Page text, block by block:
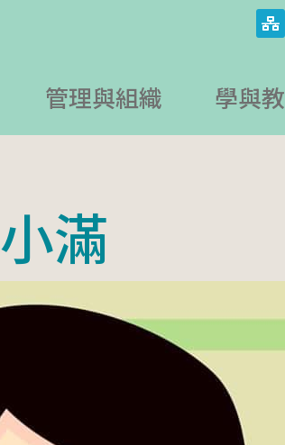
管理與組織 學與教
小滿